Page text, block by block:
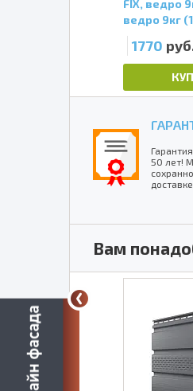
FIX, ведро
ведро 9кг
1770
50 лет!
доставке.
Вам